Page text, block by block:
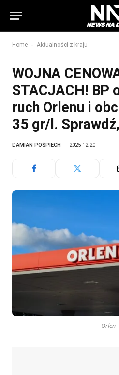
Home - Aktualności z kraju
WOJNA
STACJACH! BP
ruch Orlenu i
35 gr/l.
DAMIAN POŚPIECH 2025-12-20
Orlen